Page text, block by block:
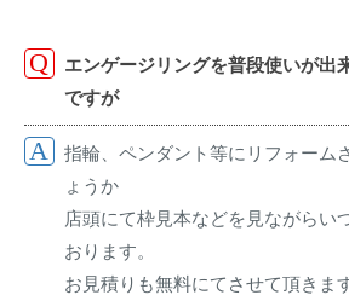
エンゲージリングを普段使いが出
ですが
指輪、ペンダント等にリフォーム
ょうか
店頭にて枠見本などを見ながらい
おります。
お見積りも無料にてさせて頂きま